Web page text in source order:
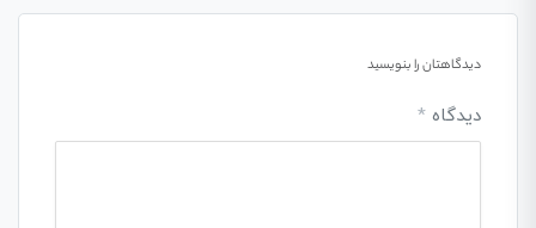
دیدگاهتان را بنویسید
دیدگاه *